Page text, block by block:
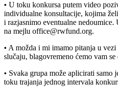
• U toku konkursa putem video
individualne konsultacije, kojima
i razjasnimo eventualne
na mejlu office@rwfund.org.
• A možda i mi imamo pitanja u
slučaju, blagovremeno ćemo vam
• Svaka grupa može aplicirati samo
toku trajanja jednog intervala